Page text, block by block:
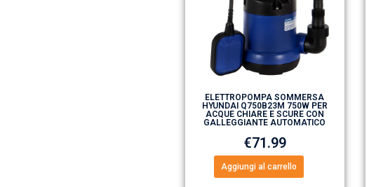
ELETTROPOMPA SOMMERSA
HYUNDAI Q750B23M 750W PER
ACQUE CHIARE E SCURE CON
GALLEGGIANTE AUTOMATICO
€71.99
Aggiungi al carrello